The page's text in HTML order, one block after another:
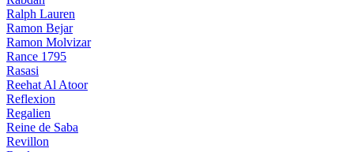
Ralph Lauren
Ramon Bejar
Ramon Molvizar
Rance 1795
Rasasi
Reehat Al Atoor
Reflexion
Regalien
Reine de Saba
Revillon